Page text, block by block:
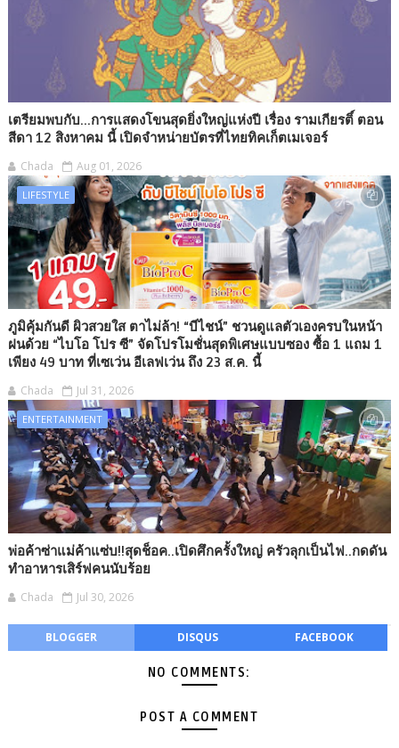
เตรียมพบกับ...การแสดงโขนสุดยิ่งใหญ่แห่งปี เรื่อง รามเกียรติ์ ตอน
สีดา 12 สิงหาคม นี้ เปิดจำหน่ายบัตรที่ไทยทิคเก็ตเมเจอร์
Chada Aug 01, 2026
LIFESTYLE
ภูมิคุ้มกันดี ผิวสวยใส ตาไม่ล้า! “บีไชน์” ชวนดูแลตัวเองครบในหน้า
ฝนด้วย “ไบโอ โปร ซี” จัดโปรโมชั่นสุดพิเศษแบบซอง ซื้อ 1 แถม 1
เพียง 49 บาท ที่เซเว่น อีเลฟเว่น ถึง 23 ส.ค. นี้
Chada Jul 31, 2026
ENTERTAINMENT
พ่อค้าซ่าแม่ค้าแซ่บ!!สุดช็อค..เปิดศึกครั้งใหญ่ ครัวลุกเป็นไฟ..กดดัน
ทำอาหารเสิร์ฟคนนับร้อย
Chada Jul 30, 2026
BLOGGER DISQUS FACEBOOK
NO COMMENTS:
POST A COMMENT